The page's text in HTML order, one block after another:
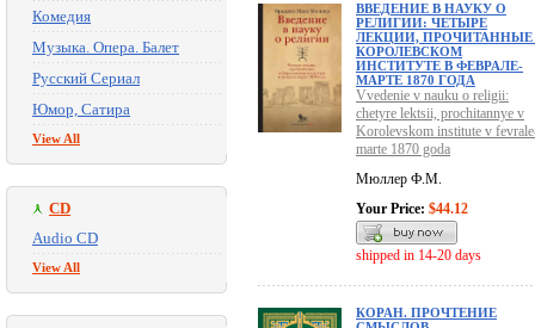
Комедия
Музыка. Опера. Балет
Русский Сериал
Юмор, Сатира
View All
CD
Audio CD
View All
ВВЕДЕНИЕ В НАУКУ О
РЕЛИГИИ: ЧЕТЫРЕ
ЛЕКЦИИ, ПРОЧИТАННЫЕ
КОРОЛЕВСКОМ
ИНСТИТУТЕ В ФЕВРАЛЕ-
МАРТЕ 1870 ГОДА
Vvedenie v nauku o religii:
chetyre lektsii, prochitannye v
Korolevskom institute v
marte 1870 goda
Мюллер Ф.М.
Your Price: $44.12
shipped in 14-20 days
КОРАН. ПРОЧТЕНИЕ